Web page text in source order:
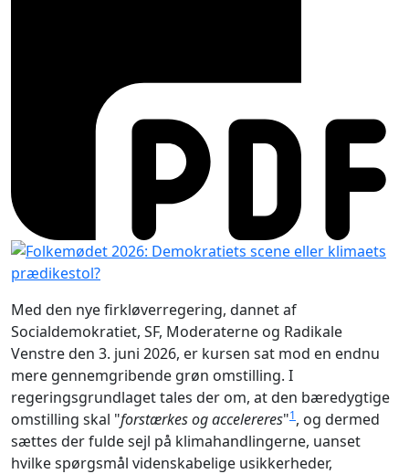
Med den nye firkløverregering, dannet af
Socialdemokratiet, SF, Moderaterne og Radikale
Venstre den 3. juni 2026, er kursen sat mod en endnu
mere gennemgribende grøn omstilling. I
regeringsgrundlaget tales der om, at den bæredygtige
omstilling skal "forstærkes og accelereres"1, og dermed
sættes der fulde sejl på klimahandlingerne, uanset
hvilke spørgsmål videnskabelige usikkerheder,